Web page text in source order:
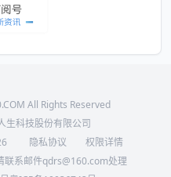
All Rights Reserved
生科技股份有限公司
隐私协议
权限详情
联系邮件qdrs@160.com处理